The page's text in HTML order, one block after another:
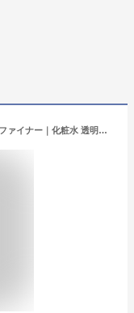
【FEMMUE公式】ファミュ ルミエール リファイナー｜化粧水 透明感 毛穴 くすみ 角質ケア キメ 乾燥 敏感肌 ビタミンC誘導体 ナイアシンアミド 韓国コスメ